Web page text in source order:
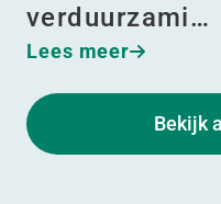
verduurzami…
Lees meer
Bekijk